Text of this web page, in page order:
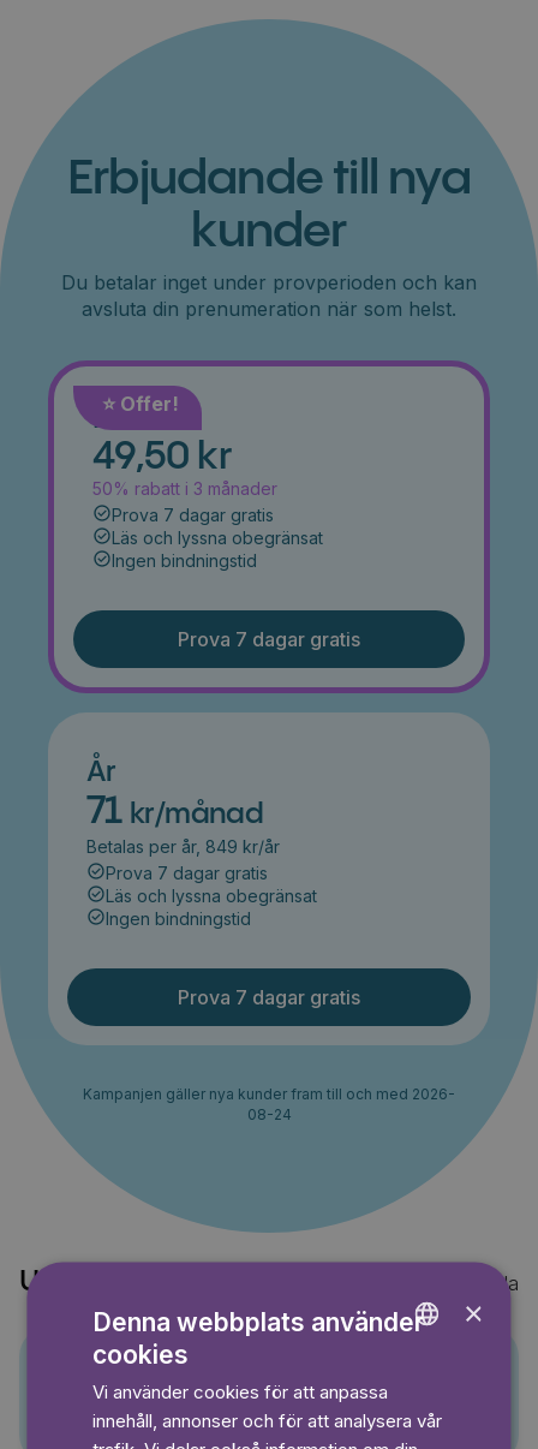
Erbjudande till nya
kunder
Du betalar inget under provperioden och kan
avsluta din prenumeration när som helst.
⭐️ Offer!
Månad
49,50 kr
50% rabatt i 3 månader
Prova 7 dagar gratis
Läs och lyssna obegränsat
Ingen bindningstid
Prova 7 dagar gratis
År
71 kr/månad
Betalas per år, 849 kr/år
Prova 7 dagar gratis
Läs och lyssna obegränsat
Ingen bindningstid
Prova 7 dagar gratis
Kampanjen gäller nya kunder fram till och med 2026-
08-24
Upptäck också Visa alla
×
Denna webbplats använder
cookies
Vi använder cookies för att anpassa
innehåll, annonser och för att analysera vår